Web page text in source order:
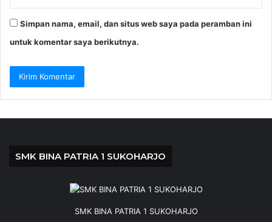
Simpan nama, email, dan situs web saya pada peramban ini
untuk komentar saya berikutnya.
SMK BINA PATRIA 1 SUKOHARJO
SMK BINA PATRIA 1 SUKOHARJO